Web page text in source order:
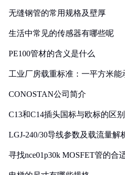
无缝钢管的常用规格及壁厚
生活中常见的传感器有哪些呢
PE100管材的含义是什么
工业厂房载重标准：一平方米能
CONOSTAN公司简介
C13和C14插头国标与欧标的区
LGJ-240/30导线参数及载流量解
寻找nce01p30k MOSFET管的合